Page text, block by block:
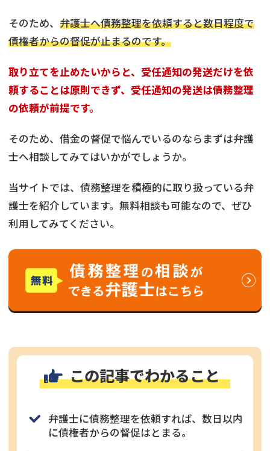
そのため、 弁護士へ債務整理を依頼すると数日程度で
債権者からの督促が止まるのです。
取り立てを止めたいからと、受任通知の発送だけを依
頼することは原則できず、受任通知の発送は債務整理
の依頼が前提です。
そのため、借金の督促で悩んでいるのならまずは弁護
士へ相談してみてはいかがでしょうか。
当サイトでは、債務整理を積極的に取り扱っている弁
護士を紹介しています。無料相談も可能なので、ぜひ
利用してみてください。
この記事でわかること
弁護士に債務整理を依頼すれば、数日以内
に債権者からの督促はとまる。